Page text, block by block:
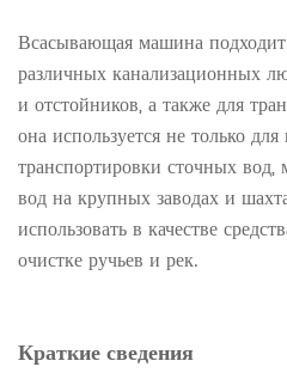
Всасывающая машина
различных канализационных
и отстойников, а также для
она используется не только
транспортировки сточных
вод на крупных заводах и
использовать в качестве
очистке ручьев и рек.
Краткие сведения